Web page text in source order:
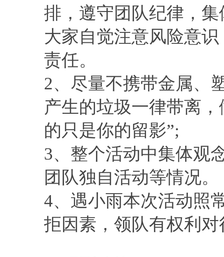
排，遵守团队纪律，
大家自觉注意风险意
责任。
2、尽量不携带金属、
产生的垃圾一律带离
的只是你的留影”;
3、整个活动中集体观
团队独自活动等情况
4、遇小雨本次活动照
拒因素，领队有权利